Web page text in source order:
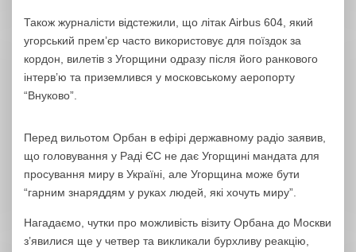
Також журналісти відстежили, що літак Airbus 604, який
угорський прем’єр часто використовує для поїздок за
кордон, вилетів з Угорщини одразу після його ранкового
інтерв’ю та приземлився у московському аеропорту
“Внуково”.
Перед вильотом Орбан в ефірі державному радіо заявив,
що головування у Раді ЄС не дає Угорщині мандата для
просування миру в Україні, але Угорщина може бути
“гарним знаряддям у руках людей, які хочуть миру”.
Нагадаємо, чутки про можливість візиту Орбана до Москви
з’явилися ще у четвер та викликали бурхливу реакцію,